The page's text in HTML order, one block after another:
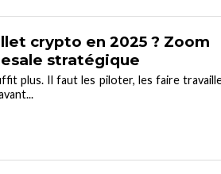
crypto en 2025 ? Zoom
stratégique
plus. Il faut les piloter, les faire